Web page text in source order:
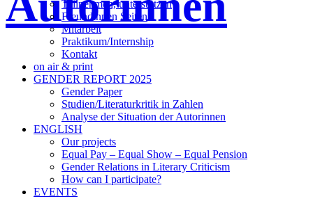
Teilnehmen, unterstützen
Freundinnen Seiten
Mitarbeit
Praktikum/Internship
Kontakt
on air & print
GENDER REPORT 2025
Gender Paper
Studien/Literaturkritik in Zahlen
Analyse der Situation der Autorinnen
ENGLISH
Our projects
Equal Pay – Equal Show – Equal Pension
Gender Relations in Literary Criticism
How can I participate?
EVENTS